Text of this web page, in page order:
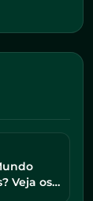
Veja os